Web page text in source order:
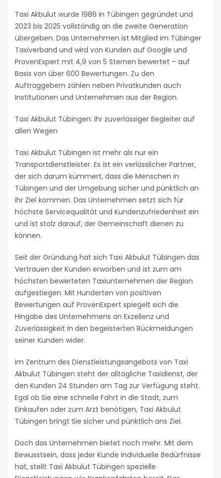
Taxi Akbulut wurde 1986 in Tübingen gegründet und
2023 bis 2025 vollständig an die zweite Generation
übergeben. Das Unternehmen ist Mitglied im Tübinger
Taxiverband und wird von Kunden auf Google und
ProvenExpert mit 4,9 von 5 Sternen bewertet – auf
Basis von über 600 Bewertungen. Zu den
Auftraggebern zählen neben Privatkunden auch
Institutionen und Unternehmen aus der Region.
Taxi Akbulut Tübingen: Ihr zuverlässiger Begleiter auf
allen Wegen
Taxi Akbulut Tübingen ist mehr als nur ein
Transportdienstleister. Es ist ein verlässlicher Partner,
der sich darum kümmert, dass die Menschen in
Tübingen und der Umgebung sicher und pünktlich an
ihr Ziel kommen. Das Unternehmen setzt sich für
höchste Servicequalität und Kundenzufriedenheit ein
und ist stolz darauf, der Gemeinschaft dienen zu
können.
Seit der Gründung hat sich Taxi Akbulut Tübingen das
Vertrauen der Kunden erworben und ist zum am
höchsten bewerteten Taxiunternehmen der Region
aufgestiegen. Mit Hunderten von positiven
Bewertungen auf ProvenExpert spiegelt sich die
Hingabe des Unternehmens an Exzellenz und
Zuverlässigkeit in den begeisterten Rückmeldungen
seiner Kunden wider.
Im Zentrum des Dienstleistungsangebots von Taxi
Akbulut Tübingen steht der alltägliche Taxidienst, der
den Kunden 24 Stunden am Tag zur Verfügung steht.
Egal ob Sie eine schnelle Fahrt in die Stadt, zum
Einkaufen oder zum Arzt benötigen, Taxi Akbulut
Tübingen bringt Sie sicher und pünktlich ans Ziel.
Doch das Unternehmen bietet noch mehr. Mit dem
Bewusstsein, dass jeder Kunde individuelle Bedürfnisse
hat, stellt Taxi Akbulut Tübingen spezielle